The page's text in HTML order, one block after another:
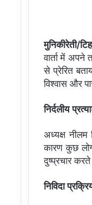
मुनिकीरेती/
वार्ता में अपने
से प्रेरित
विश्वास और
निर्दलीय
अध्यक्ष नीलम
कारण कुछ
दुष्प्रचार
निविदा